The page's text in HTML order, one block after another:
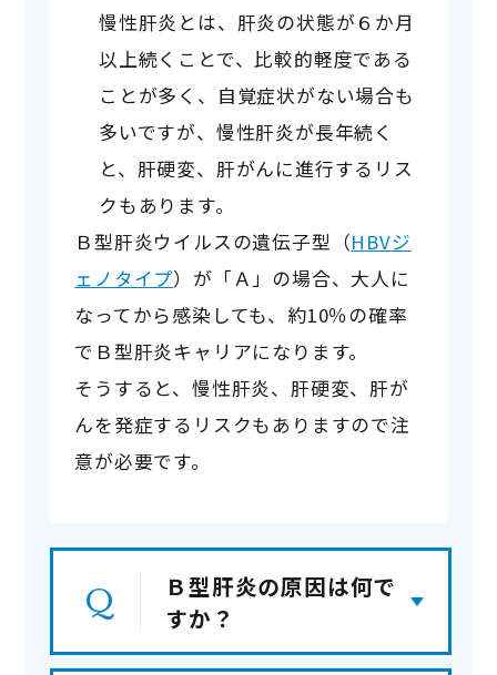
慢性肝炎とは、肝炎の状態が６か月
以上続くことで、比較的軽度である
ことが多く、自覚症状がない場合も
多いですが、慢性肝炎が長年続く
と、肝硬変、肝がんに進行するリス
クもあります。
Ｂ型肝炎ウイルスの遺伝子型（HBVジ
ェノタイプ）が「Ａ」の場合、大人に
なってから感染しても、約10％の確率
でＢ型肝炎キャリアになります。
そうすると、慢性肝炎、肝硬変、肝が
んを発症するリスクもありますので注
意が必要です。
Ｂ型肝炎の原因は何で
すか？
母子感染・・・胎内や産道におい
て、母親から子どもに感染すること
注射針・注射器の使いまわし
発熱
頭痛